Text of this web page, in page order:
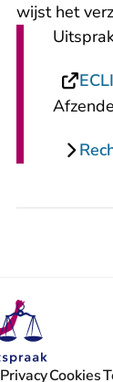
wijst het
PrivacyCookies